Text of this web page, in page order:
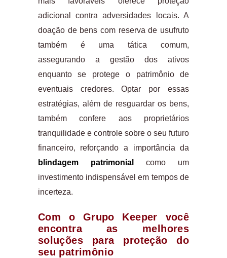
adicional contra adversidades locais. A
doação de bens com reserva de usufruto
também é uma tática comum,
assegurando a gestão dos ativos
enquanto se protege o patrimônio de
eventuais credores. Optar por essas
estratégias, além de resguardar os bens,
também confere aos proprietários
tranquilidade e controle sobre o seu futuro
financeiro, reforçando a importância da
blindagem patrimonial
como um
investimento indispensável em tempos de
incerteza.
Com o Grupo Keeper você
encontra as melhores
soluções para proteção do
seu patrimônio